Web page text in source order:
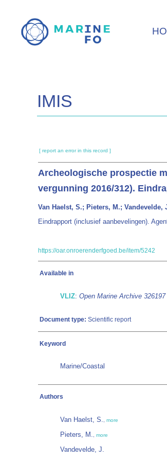
main
IMIS
[ report an error in this record ]
Archeologische prospectie
vergunning 2016/312).
Van Haelst, S.; Pieters, M.; Vandevelde,
Eindrapport (inclusief aanbevelingen).
https://oar.onroerenderfgoed.be/item/5242
Available in
VLIZ: Open Marine Archive 326197
Document type: Scientific report
Keyword
Marine/Coastal
Authors
Van Haelst, S. more
Pieters, M. more
Vandevelde, J.